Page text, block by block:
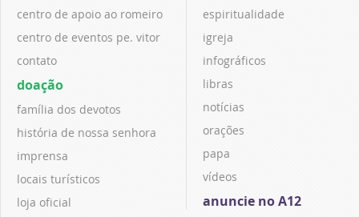
centro de apoio ao romeiro
centro de eventos pe. vitor
contato
doação
família dos devotos
história de nossa senhora
imprensa
locais turísticos
loja oficial
espiritualidade
igreja
infográficos
libras
notícias
orações
papa
vídeos
anuncie no A12